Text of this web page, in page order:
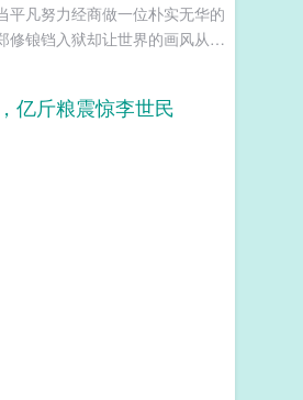
平凡努力经商做一位朴实无华的
修锒铛入狱却让世界的画风从此
流作品无限神座人品坚挺放心收
亿斤粮震惊李世民